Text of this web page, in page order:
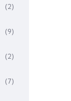
(2)
(9)
(2)
(7)